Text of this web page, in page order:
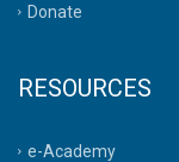
Donate
RESOURCES
e-Academy